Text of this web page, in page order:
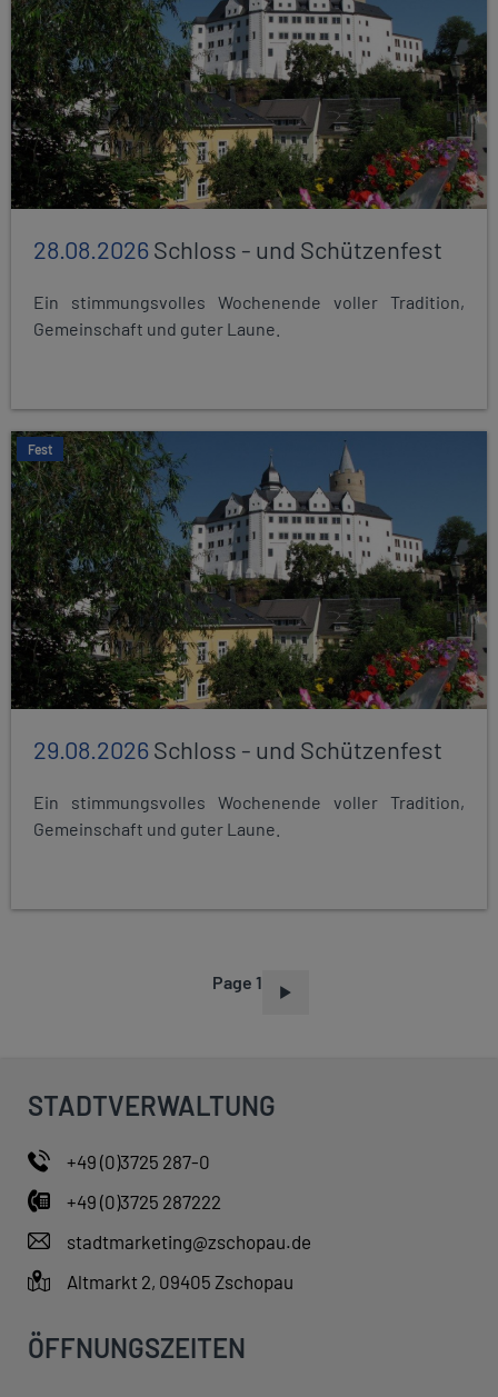
28.08.2026Schloss - und Schützenfest
Ein stimmungsvolles Wochenende voller Tradition,
Gemeinschaft und guter Laune.
Fest
29.08.2026Schloss - und Schützenfest
Ein stimmungsvolles Wochenende voller Tradition,
Gemeinschaft und guter Laune.
Page 1
STADTVERWALTUNG
+49 (0)3725 287-0
+49 (0)3725 287222
stadtmarketing@zschopau.de
Altmarkt 2, 09405 Zschopau
ÖFFNUNGSZEITEN